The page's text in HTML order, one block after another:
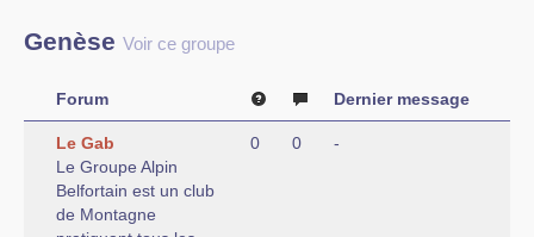
Genèse Voir ce groupe
Forum Dernier message
Le Gab
Le Groupe Alpin
Belfortain est un club
de Montagne
0 0 -